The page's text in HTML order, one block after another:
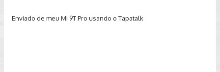
Enviado de meu Mi 9T Pro usando o Tapatalk